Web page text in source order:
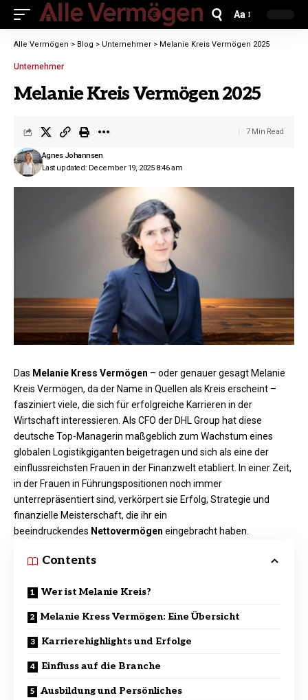
Aa
Alle Vermögen > Blog > Unternehmer > Melanie Kreis Vermögen 2025
Unternehmer
Melanie Kreis Vermögen 2025
Last updated: December 19, 2025 8:46 am
Agnes Johannsen
7 Min Read
Das Melanie Kress Vermögen – oder genauer gesagt Melanie
Kreis Vermögen, da der Name in Quellen als Kreis erscheint –
fasziniert viele, die sich für erfolgreiche Karrieren in der
Wirtschaft interessieren. Als CFO der DHL Group hat diese
deutsche Top-Managerin maßgeblich zum Wachstum eines
globalen Logistikgiganten beigetragen und sich als eine der
einflussreichsten Frauen in der Finanzwelt etabliert. In einer Zeit,
in der Frauen in Führungspositionen noch immer
unterrepräsentiert sind, verkörpert sie Erfolg, Strategie und
finanzielle Meisterschaft, die ihr ein
beeindruckendes Nettovermögen eingebracht haben.​
Contents
Wer ist Melanie Kreis?
Melanie Kress Vermögen: Eine Übersicht
Karrierehighlights und Erfolge
Einfluss auf die Branche
Ausbildung und Persönliches